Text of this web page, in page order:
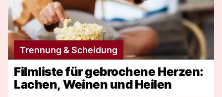
Trennung & Scheidung
Filmliste für gebrochene Herzen:
Lachen, Weinen und Heilen